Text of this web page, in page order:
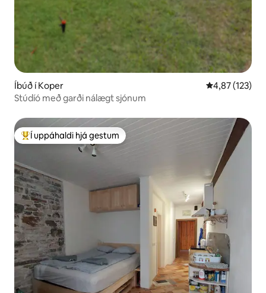
Íbúð í Koper 4,87 af 5 í
4,87 (123)
Stúdíó með garði nálægt sjónum
Í mestu uppáhaldi hjá gestum
Í uppáhaldi hjá gestum